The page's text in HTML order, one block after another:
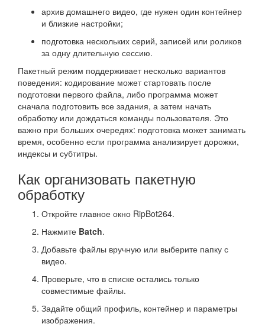
архив домашнего видео, где нужен один контейнер
и близкие настройки;
подготовка нескольких серий, записей или роликов
за одну длительную сессию.
Пакетный режим поддерживает несколько вариантов
поведения: кодирование может стартовать после
подготовки первого файла, либо программа может
сначала подготовить все задания, а затем начать
обработку или дождаться команды пользователя. Это
важно при больших очередях: подготовка может занимать
время, особенно если программа анализирует дорожки,
индексы и субтитры.
Как организовать пакетную
обработку
Откройте главное окно RipBot264.
Нажмите Batch.
Добавьте файлы вручную или выберите папку с
видео.
Проверьте, что в списке остались только
совместимые файлы.
Задайте общий профиль, контейнер и параметры
изображения.